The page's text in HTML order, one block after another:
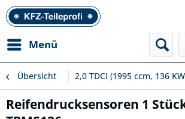
Menü
Übersicht 2,0 TDCI (1995 ccm, 136
Reifendrucksensoren 1